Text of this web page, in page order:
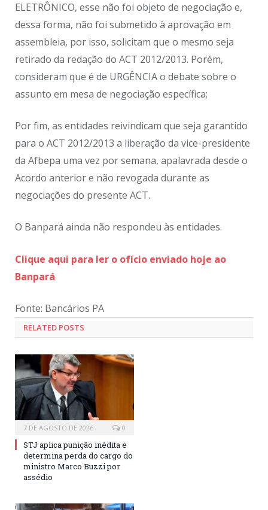
ELETRÔNICO, esse não foi objeto de negociação e,
dessa forma, não foi submetido à aprovação em
assembleia, por isso, solicitam que o mesmo seja
retirado da redação do ACT 2012/2013. Porém,
consideram que é de URGÊNCIA o debate sobre o
assunto em mesa de negociação específica;
Por fim, as entidades reivindicam que seja garantido
para o ACT 2012/2013 a liberação da vice-presidente
da Afbepa uma vez por semana, apalavrada desde o
Acordo anterior e não revogada durante as
negociações do presente ACT.
O Banpará ainda não respondeu às entidades.
Clique aqui para ler o ofício enviado hoje ao
Banpará
Fonte: Bancários PA
RELATED POSTS
7 DE AGOSTO DE 2026 0
STJ aplica punição inédita e
determina perda do cargo do
ministro Marco Buzzi por
assédio